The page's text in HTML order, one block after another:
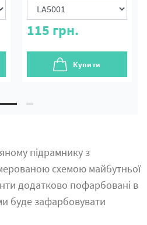
115 грн.
Купити
підрамнику з
схемою майбутньої
додатково пофарбовані в
буде зафарбовувати